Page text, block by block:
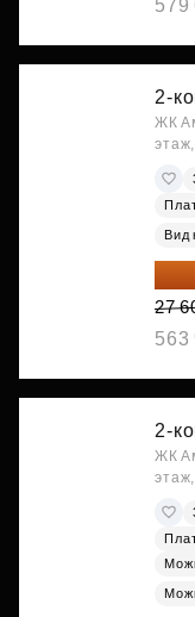
579
2-
ЖК
Вид
26
27
563
2-
ЖК